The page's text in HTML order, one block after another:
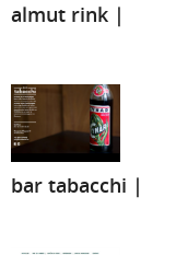
almut rink |
bar tabacchi |